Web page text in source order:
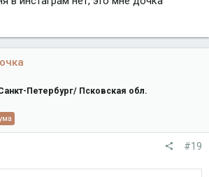
Петербург/ Псковская обл.
#19